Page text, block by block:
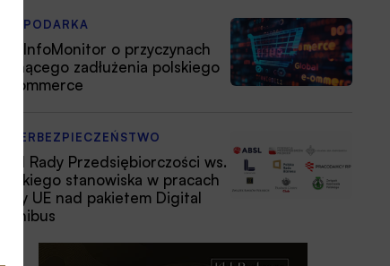
GOSPODARKA
BIG InfoMonitor o przyczynach
rosnącego zadłużenia polskiego
e-commerce
CYBERBEZPIECZEŃSTWO
Rady Przedsiębiorczości ws.
polskiego stanowiska w pracach
Rady UE nad pakietem Digital
Omnibus